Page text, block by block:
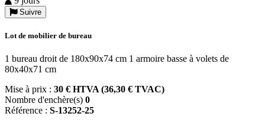
Suivre
Lot de mobilier de bureau
1 bureau droit de 180x90x74 cm 1 armoire basse à volets de
80x40x71 cm
Mise à prix : 30 € HTVA (36,30 € TVAC)
Nombre d'enchère(s) 0
Référence : S-13252-25